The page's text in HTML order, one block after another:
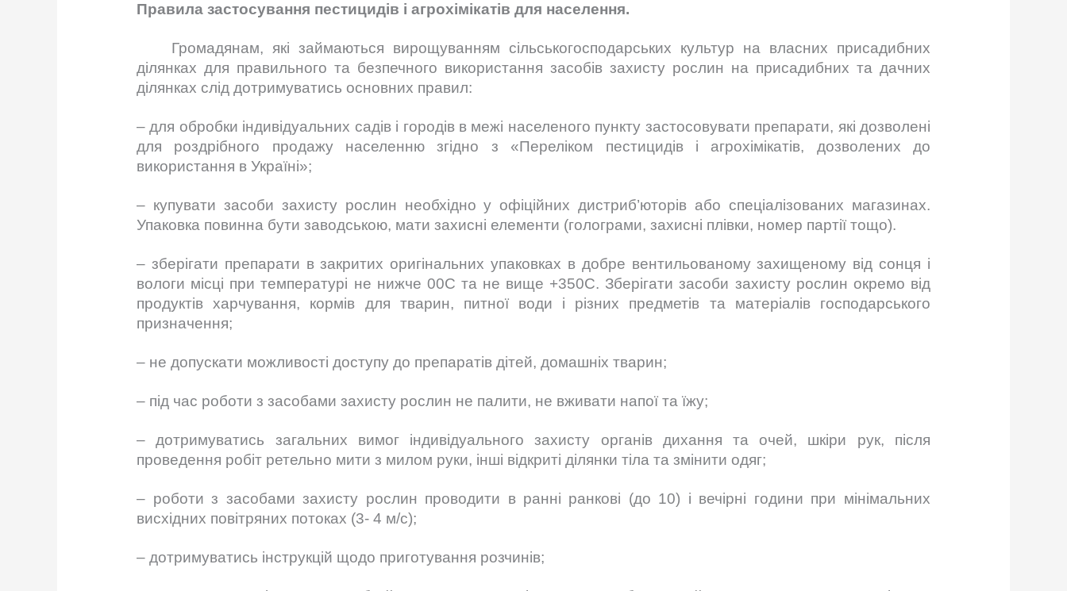
Правила застосування пестицидів і агрохімікатів для населення.
Громадянам, які займаються вирощуванням сільськогосподарських культур на власних присадибних
ділянках для правильного та безпечного використання засобів захисту рослин на присадибних та дачних
ділянках слід дотримуватись основних правил:
– для обробки індивідуальних садів і городів в межі населеного пункту застосовувати препарати, які дозволені
для роздрібного продажу населенню згідно з «Переліком пестицидів і агрохімікатів, дозволених до
використання в Україні»;
– купувати засоби захисту рослин необхідно у офіційних дистриб’юторів або спеціалізованих магазинах.
Упаковка повинна бути заводською, мати захисні елементи (голограми, захисні плівки, номер партії тощо).
– зберігати препарати в закритих оригінальних упаковках в добре вентильованому захищеному від сонця і
вологи місці при температурі не нижче 00С та не вище +350С. Зберігати засоби захисту рослин окремо від
продуктів харчування, кормів для тварин, питної води і різних предметів та матеріалів господарського
призначення;
– не допускати можливості доступу до препаратів дітей, домашніх тварин;
– під час роботи з засобами захисту рослин не палити, не вживати напої та їжу;
– дотримуватись загальних вимог індивідуального захисту органів дихання та очей, шкіри рук, після
проведення робіт ретельно мити з милом руки, інші відкриті ділянки тіла та змінити одяг;
– роботи з засобами захисту рослин проводити в ранні ранкові (до 10) і вечірні години при мінімальних
висхідних повітряних потоках (3- 4 м/с);
– дотримуватись інструкцій щодо приготування розчинів;